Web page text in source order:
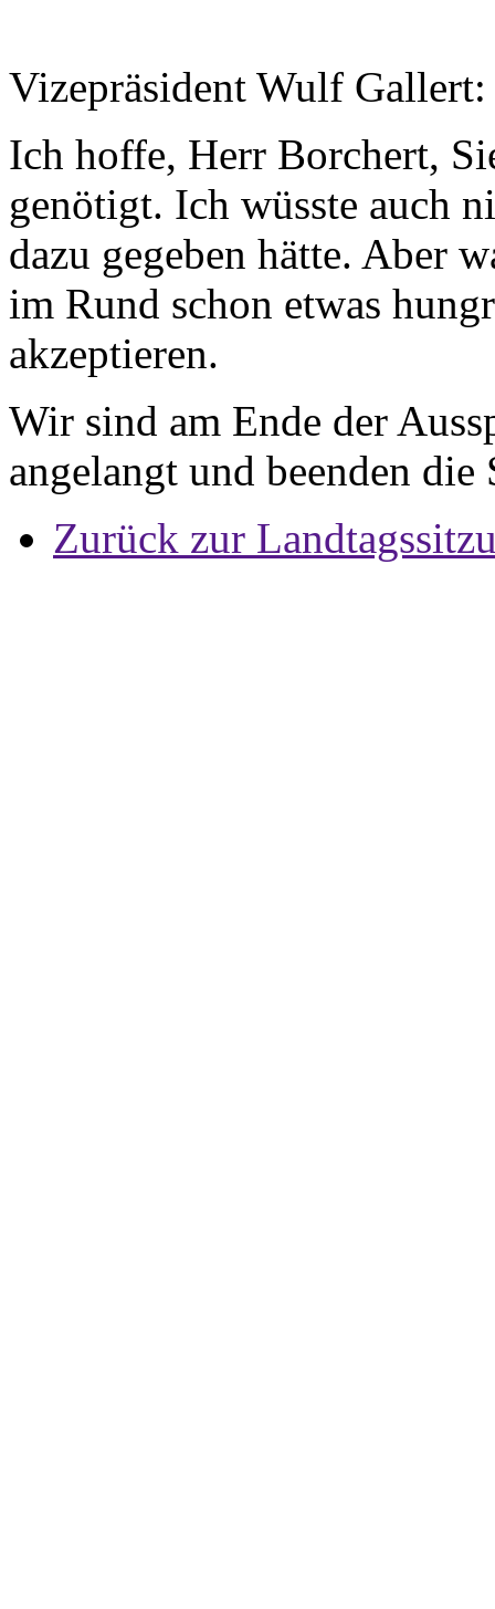
Vizepräsident Wulf Gallert:
Ich hoffe, Herr Borchert,
genötigt. Ich wüsste auch
dazu gegeben hätte. Aber
im Rund schon etwas
akzeptieren.
Wir sind am Ende der
angelangt und beenden die
Zurück zur